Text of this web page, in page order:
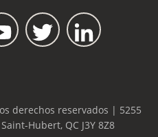
derechos reservados | 5255
Hubert, QC J3Y 8Z8